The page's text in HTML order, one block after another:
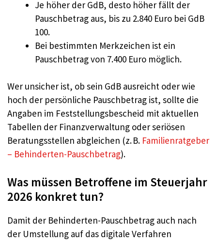
Je höher der GdB, desto höher fällt der
Pauschbetrag aus, bis zu 2.840 Euro bei GdB
100.
Bei bestimmten Merkzeichen ist ein
Pauschbetrag von 7.400 Euro möglich.
Wer unsicher ist, ob sein GdB ausreicht oder wie
hoch der persönliche Pauschbetrag ist, sollte die
Angaben im Feststellungsbescheid mit aktuellen
Tabellen der Finanzverwaltung oder seriösen
Beratungsstellen abgleichen (z. B. Familienratgeber
– Behinderten-Pauschbetrag).
Was müssen Betroffene im Steuerjahr
2026 konkret tun?
Damit der Behinderten-Pauschbetrag auch nach
der Umstellung auf das digitale Verfahren